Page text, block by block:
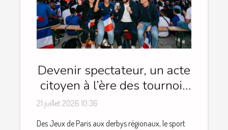
Devenir spectateur, un acte
citoyen à l’ère des tournois
populaires
21 juillet 2026 10:36
Des Jeux de Paris aux derbys régionaux, le sport